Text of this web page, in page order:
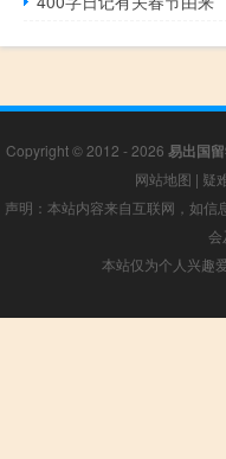
Copyright © 2012 - 2026 易出国
网站地图 | 疑
声明：本站内容来自互联网，如
本站仅为个人兴趣